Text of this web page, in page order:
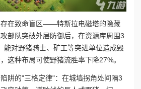
存在致命盲区——特斯拉电磁塔的隐藏
部队突破外层防御后，在资源库周围3
能对野猪骑士、矿工等突进单位造成毁
这种布局可使野猪流胜率下降27%。
阱的"三格定律"：在城墙拐角处间隔3